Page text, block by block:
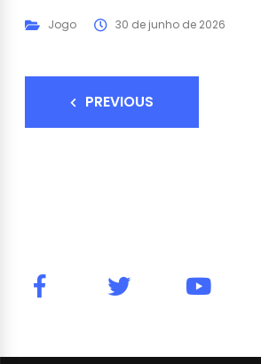
Jogo 30 de junho de 2026
PREVIOUS